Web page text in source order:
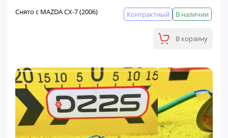
Снято с MAZDA CX-7 (2006) В наличии
Контрактный
В корзину